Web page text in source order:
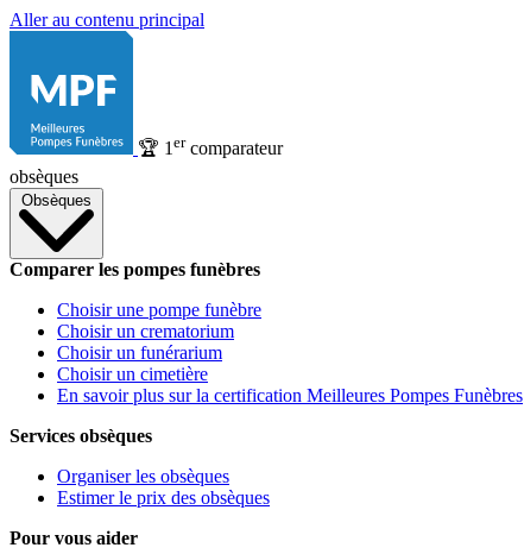
Aller au contenu principal
🏆 1 ercomparateur
obsèques
Obsèques
Comparer les pompes funèbres
Choisir une pompe funèbre
Choisir un crematorium
Choisir un funérarium
Choisir un cimetière
En savoir plus sur la certification Meilleures Pompes Funèbres
Services obsèques
Organiser les obsèques
Estimer le prix des obsèques
Pour vous aider